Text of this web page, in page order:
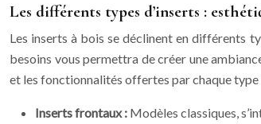
Les différents types d’inserts :
Les inserts à bois se déclinent en différents
besoins vous permettra de créer une
et les fonctionnalités offertes par chaque type
Inserts frontaux : Modèles classiques,